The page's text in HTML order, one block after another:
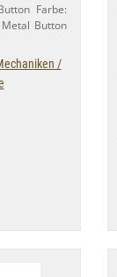
Farbe:
Button
/